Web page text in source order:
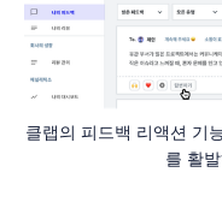
클랩의 피드백 리액션 기
를 활